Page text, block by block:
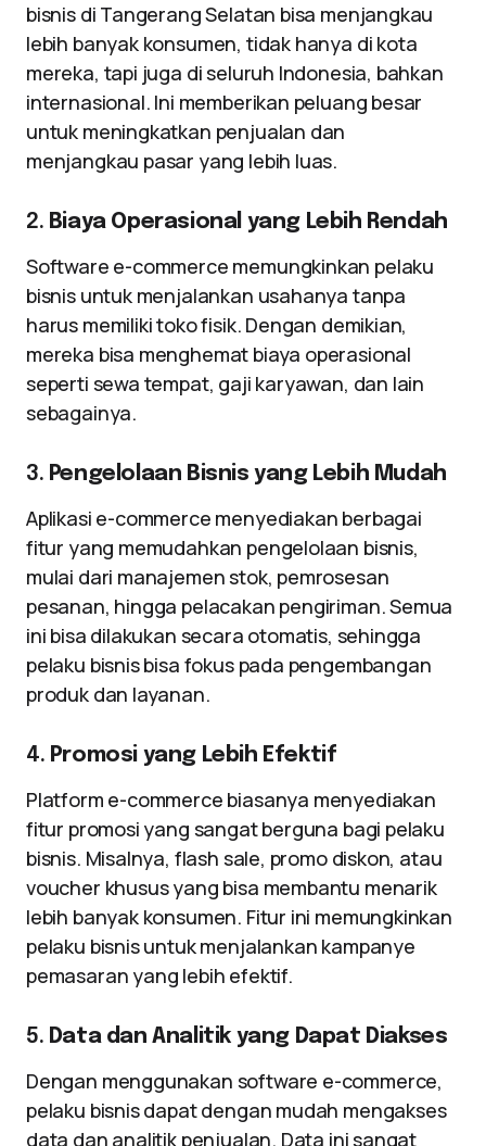
bisnis di Tangerang Selatan bisa menjangkau
lebih banyak konsumen, tidak hanya di kota
mereka, tapi juga di seluruh Indonesia, bahkan
internasional. Ini memberikan peluang besar
untuk meningkatkan penjualan dan
menjangkau pasar yang lebih luas.
2. Biaya Operasional yang Lebih Rendah
Software e-commerce memungkinkan pelaku
bisnis untuk menjalankan usahanya tanpa
harus memiliki toko fisik. Dengan demikian,
mereka bisa menghemat biaya operasional
seperti sewa tempat, gaji karyawan, dan lain
sebagainya.
3. Pengelolaan Bisnis yang Lebih Mudah
Aplikasi e-commerce menyediakan berbagai
fitur yang memudahkan pengelolaan bisnis,
mulai dari manajemen stok, pemrosesan
pesanan, hingga pelacakan pengiriman. Semua
ini bisa dilakukan secara otomatis, sehingga
pelaku bisnis bisa fokus pada pengembangan
produk dan layanan.
4. Promosi yang Lebih Efektif
Platform e-commerce biasanya menyediakan
fitur promosi yang sangat berguna bagi pelaku
bisnis. Misalnya, flash sale, promo diskon, atau
voucher khusus yang bisa membantu menarik
lebih banyak konsumen. Fitur ini memungkinkan
pelaku bisnis untuk menjalankan kampanye
pemasaran yang lebih efektif.
5. Data dan Analitik yang Dapat Diakses
Dengan menggunakan software e-commerce,
pelaku bisnis dapat dengan mudah mengakses
data dan analitik penjualan. Data ini sangat